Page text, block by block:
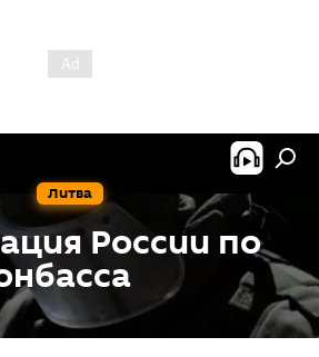
Литва
России по